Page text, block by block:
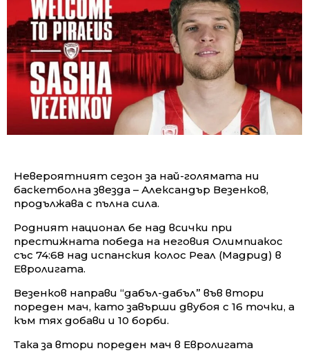
Невероятният сезон за най-голямата ни
баскетболна звезда – Александър Везенков,
продължава с пълна сила.
Родният национал бе над всички при
престижната победа на неговия Олимпиакос
със 74:68 над испанския колос Реал (Мадрид) в
Евролигата.
Везенков направи “дабъл-дабъл” във втори
пореден мач, като завърши двубоя с 16 точки, а
към тях добави и 10 борби.
Така за втори пореден мач в Евролигата